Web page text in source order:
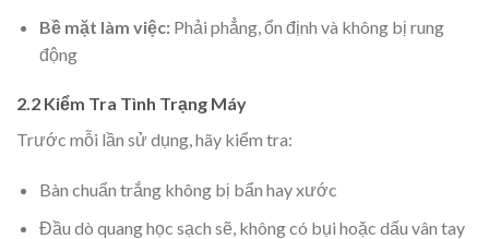
Bề mặt làm việc:Phải phẳng, ổn định và không bị rung
động
2.2 Kiểm Tra Tình Trạng Máy
Trước mỗi lần sử dụng, hãy kiểm tra:
Bàn chuẩn trắng không bị bẩn hay xước
Đầu dò quang học sạch sẽ, không có bụi hoặc dấu vân tay